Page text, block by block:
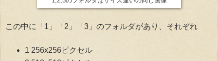
この中に「1」「2」「3」のフォルダがあり、それぞれ
1 256x256ピクセル